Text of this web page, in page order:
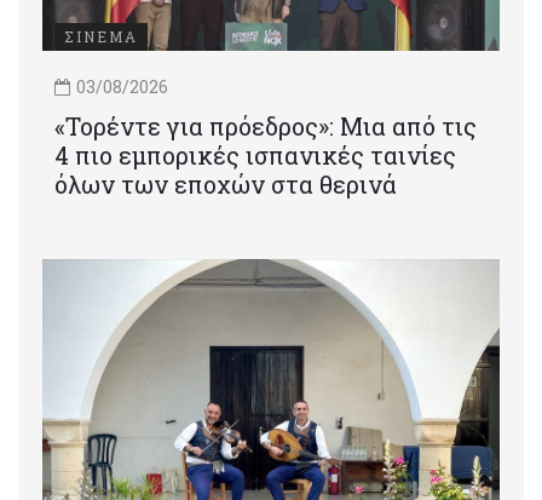
ΣΙΝΕΜΑ
03/08/2026
«Τορέντε για πρόεδρος»: Mια από τις
4 πιο εμπορικές ισπανικές ταινίες
όλων των εποχών στα θερινά